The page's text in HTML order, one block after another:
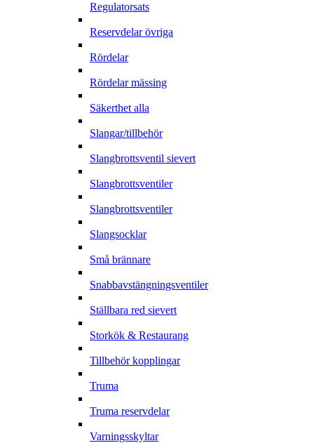
Regulatorsats
Reservdelar övriga
Rördelar
Rördelar mässing
Säkerthet alla
Slangar/tillbehör
Slangbrottsventil sievert
Slangbrottsventiler
Slangbrottsventiler
Slangsocklar
Små brännare
Snabbavstängningsventiler
Ställbara red sievert
Storkök & Restaurang
Tillbehör kopplingar
Truma
Truma reservdelar
Varningsskyltar